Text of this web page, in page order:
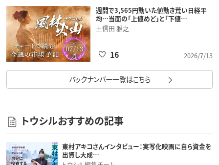
週間で3,565円動いた値動き荒い日経平
均…当面の「上値めど」と「下値…
土信田 雅之
2026/7/13
16
バックナンバー一覧はこちら
トウシルおすすめの記事
東村アキコさんインタビュー：実写化映画に自ら資金を
出資し大成…